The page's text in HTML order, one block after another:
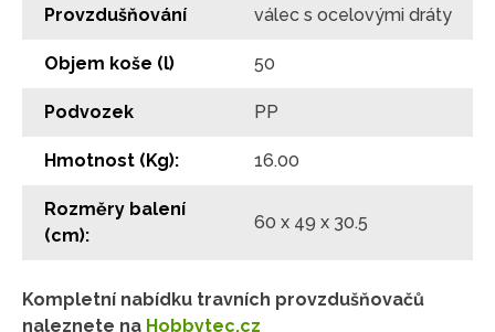
Provzdušňování válec s ocelovými dráty
Objem koše (l) 50
Podvozek PP
Hmotnost (Kg): 16.00
Rozměry balení
(cm):
60 x 49 x 30.5
Kompletní nabídku travních provzdušňovačů
naleznete na Hobbytec.cz